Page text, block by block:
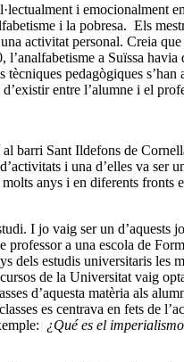
i emocionalment
i la pobresa. Els
activitat personal. Creia
a Suïssa
pedagògiques
entre l’alumne i el
Sant Ildefons de
i una d’elles va ser
anys i en diferents fronts
I jo vaig ser un
a una escola de
estudis universitaris
de la Universitat vaig
d’aquesta matèria als
es centrava en fets de
¿Qué es el